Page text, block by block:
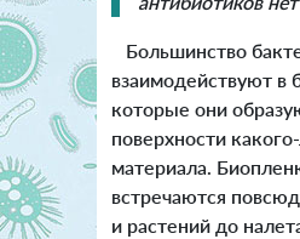
Большинство
взаимодействуют в
которые они
поверхности
материала.
встречаются
и растений до